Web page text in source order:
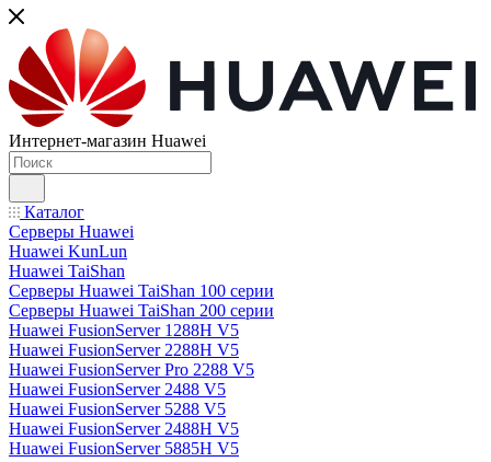
Интернет-магазин Huawei
Каталог
Серверы Huawei
Huawei KunLun
Huawei TaiShan
Серверы Huawei TaiShan 100 серии
Серверы Huawei TaiShan 200 серии
Huawei FusionServer 1288H V5
Huawei FusionServer 2288H V5
Huawei FusionServer Pro 2288 V5
Huawei FusionServer 2488 V5
Huawei FusionServer 5288 V5
Huawei FusionServer 2488H V5
Huawei FusionServer 5885H V5